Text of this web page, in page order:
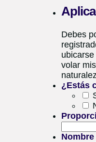
Debes
volar
¿Estás